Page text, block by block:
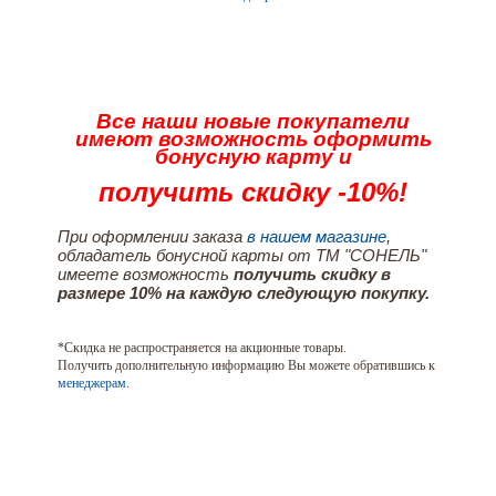
Все наши новые покупатели
имеют возможность оформить
бонусную карту и
получить скидку -10%!
При оформлении заказа в нашем магазине,
обладатель бонусной карты от ТМ "СОНЕЛЬ"
имеете возможность получить скидку в
размере 10% на каждую следующую покупку.
*Скидка не распространяется на акционные товары.
Получить дополнительную информацию Вы можете обратившись к
менеджерам.